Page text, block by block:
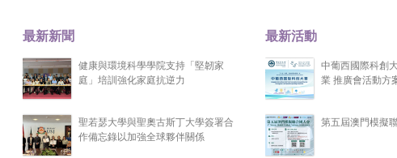
最新新聞
健康與環境科學學院支持「堅韌家
庭」培訓強化家庭抗逆力
聖若瑟大學與聖奧古斯丁大學簽署合
作備忘錄以加強全球夥伴關係
最新活動
中葡西國際科創
業 推廣會活動方
第五屆澳門模擬